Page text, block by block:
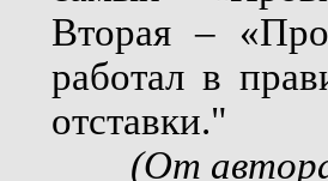
Вторая –
работал в
отставки."
(От